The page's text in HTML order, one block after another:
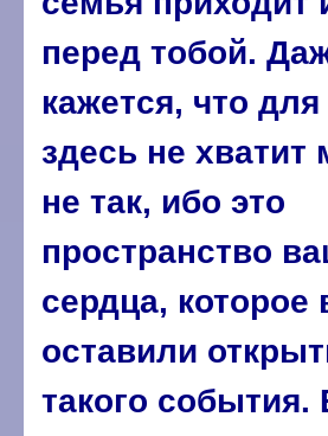
перед тобой.
кажется, что
здесь не хватит
не так, ибо это
пространство
сердца, которое
оставили
такого события.